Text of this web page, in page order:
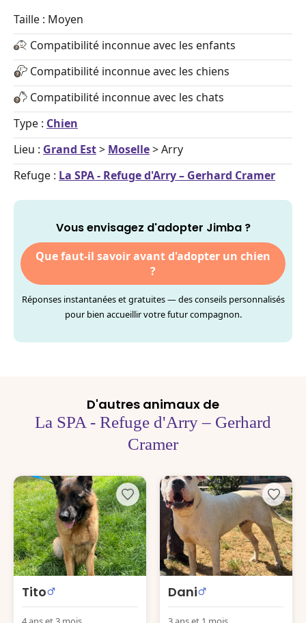
Taille : Moyen
Compatibilité inconnue avec les enfants
Compatibilité inconnue avec les chiens
Compatibilité inconnue avec les chats
Type : Chien
Lieu : Grand Est> Moselle> Arry
Refuge : La SPA - Refuge d'Arry – Gerhard Cramer
Vous envisagez d'adopter Jimba ?
Que faut-il savoir avant d'adopter un chien
?
Réponses instantanées et gratuites — des conseils personnalisés
pour bien accueillir votre futur compagnon.
D'autres animaux de
La SPA - Refuge d'Arry – Gerhard
Cramer
Tito Dani